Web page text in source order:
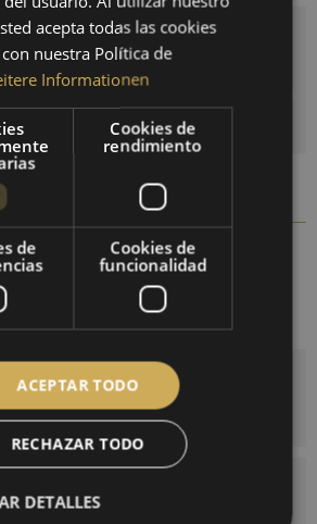
Recordar
artículo: 115.01
termómetro para medir y
del aire, la...más
más
ENGLISH
acepta todas las cookies
nuestra Política de
Informationen
Cookies de
rendimiento
de
Cookies de
funcionalidad
ACEPTAR TODO
RECHAZAR TODO
DETALLES